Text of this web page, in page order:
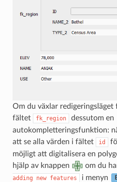
Om du växlar
fältet
fk_region
dessutom en
autokompletteringsfunktion:
att se alla värden i fältet
id
möjligt att digitalisera en
hjälp av knappen
om du
adding
new features i menyn